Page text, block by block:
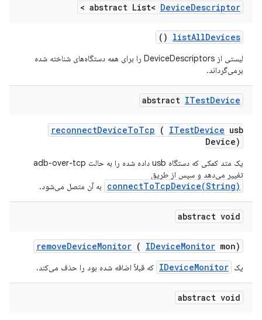
abstract List< DeviceDescriptor
>
listAllDevices
()
لیستی از DeviceDescriptors را برای همه دستگاه‌های شناخته شده
برمی‌گرداند.
abstract ITestDevice
reconnectDeviceToTcp ( ITestDevice usb
Device)
یک متد کمکی که دستگاه usb داده شده را به حالت adb-over-tcp
تغییر می‌دهد و سپس از طریق
connectToTcpDevice(String) به آن متصل می‌شود.
abstract void
removeDeviceMonitor ( IDeviceMonitor mon)
یک IDeviceMonitor که قبلاً اضافه شده بود را حذف می‌کند.
abstract void